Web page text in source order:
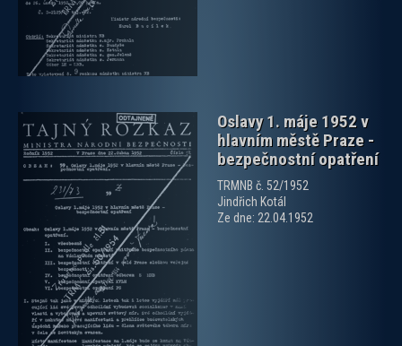
Oslavy 1. máje 1952 v
hlavním městě Praze -
bezpečnostní opatření
TRMNB č. 52/1952
Jindřich Kotál
Ze dne: 22.04.1952
zobrazit PDF dokument